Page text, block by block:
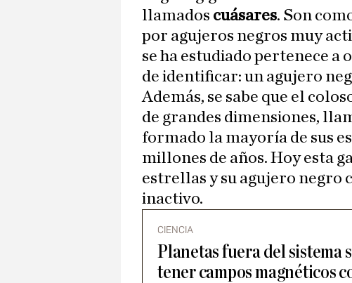
llamados cuásares. Son
por agujeros negros muy
se ha estudiado pertenece
de identificar: un agujero
Además, se sabe que el
de grandes dimensiones,
formado la mayoría de sus
millones de años. Hoy esta
estrellas y su agujero
inactivo.
CIENCIA
Planetas fuera del sistema
tener campos magnéticos